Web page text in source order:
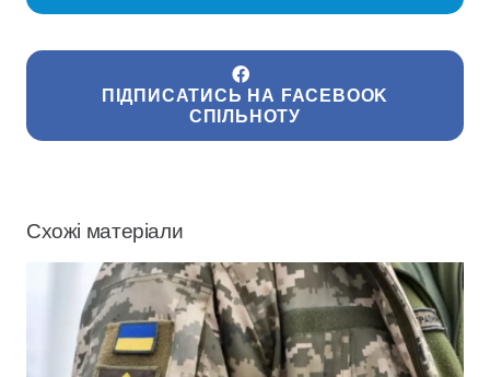
ПІДПИСАТИСЬ НА FACEBOOK
СПІЛЬНОТУ
Схожі матеріали